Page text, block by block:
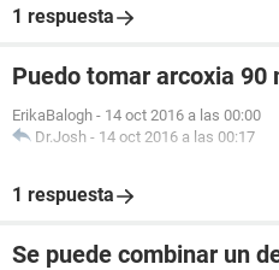
1 respuesta
Puedo tomar arcoxia 90
ErikaBalogh - 14 oct 2016 a las 00:00
Dr.Josh - 14 oct 2016 a las 00:17
1 respuesta
Se puede combinar un